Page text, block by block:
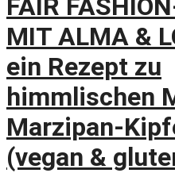
FAIR
MIT ALMA &
ein Rezept zu
himmlischen
Marzipan-
(vegan &